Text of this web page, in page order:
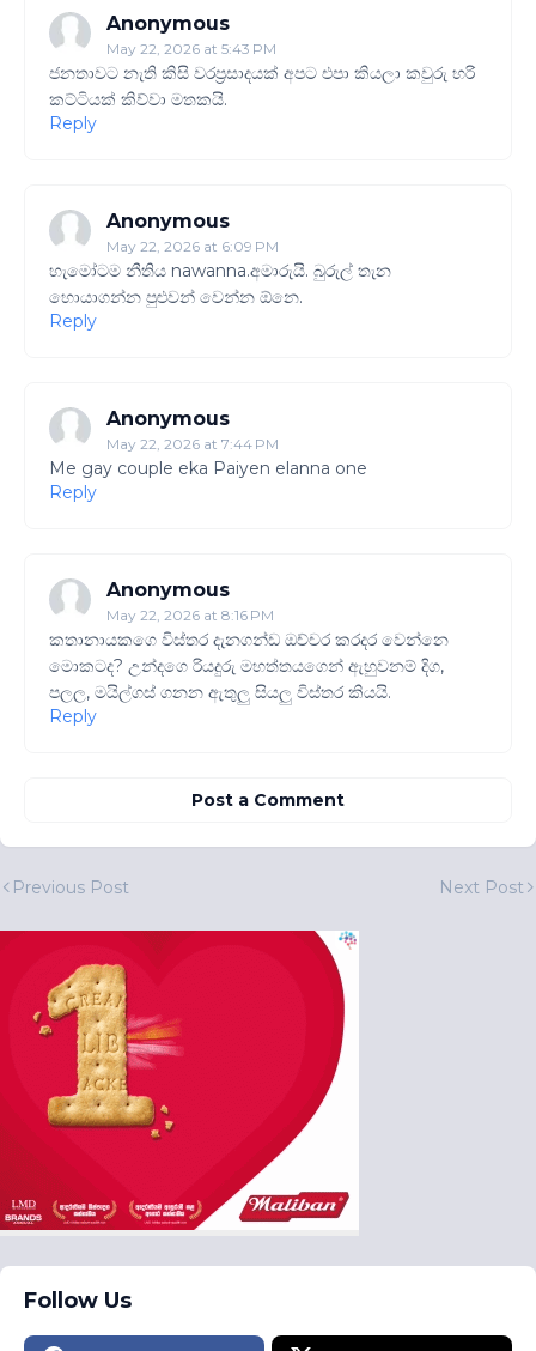
Anonymous
May 22, 2026 at 5:43 PM
ජනතාවට නැති කිසි වරප්‍රසාදයක් අපට එපා කියලා කවුරු හරි
කට්ටියක් කිව්වා මතකයි.
Reply
Anonymous
May 22, 2026 at 6:09 PM
හැමෝටම නීතිය nawanna.අමාරුයි. බුරුල් තැන
හොයාගන්න පුළුවන් වෙන්න ඕනෙ.
Reply
Anonymous
May 22, 2026 at 7:44 PM
Me gay couple eka Paiyen elanna one
Reply
Anonymous
May 22, 2026 at 8:16 PM
කතානායකගෙ විස්තර දැනගන්ඩ ඔච්චර කරදර වෙන්නෙ
මොකටද? උන්දගෙ රියදුරු මහත්තයගෙන් ඇහුවනම් දිග,
පලල, මයිල්ගස් ගනන ඇතුලු සියලු විස්තර කියයි.
Reply
Post a Comment
Previous Post Next Post
Follow Us